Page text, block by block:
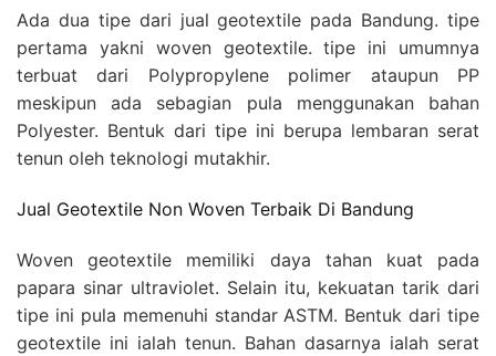
Ada dua tipe dari jual geotextile pada Bandung. tipe
pertama yakni woven geotextile. tipe ini umumnya
terbuat dari Polypropylene polimer ataupun PP
meskipun ada sebagian pula menggunakan bahan
Polyester. Bentuk dari tipe ini berupa lembaran serat
tenun oleh teknologi mutakhir.
Jual Geotextile Non Woven Terbaik Di Bandung
Woven geotextile memiliki daya tahan kuat pada
papara sinar ultraviolet. Selain itu, kekuatan tarik dari
tipe ini pula memenuhi standar ASTM. Bentuk dari tipe
geotextile ini ialah tenun. Bahan dasarnya ialah serat